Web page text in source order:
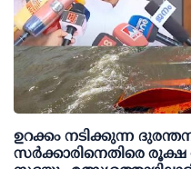
ഉറക്കം നടിക്കുന്ന
സര്‍ക്കാരിനെതിരെ